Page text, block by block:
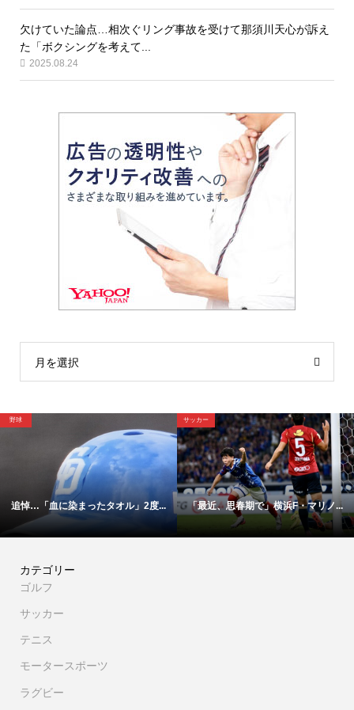
欠けていた論点…相次ぐリング事故を受けて那須川天心が訴え
た「ボクシングを考えて...
2025.08.24
月を選択
ル」2度... 「最近、思春期で」横浜F・マリノ...
サッカー
【映像】これが横浜Ｆ・
カテゴリー
ゴルフ
サッカー
テニス
モータースポーツ
ラグビー